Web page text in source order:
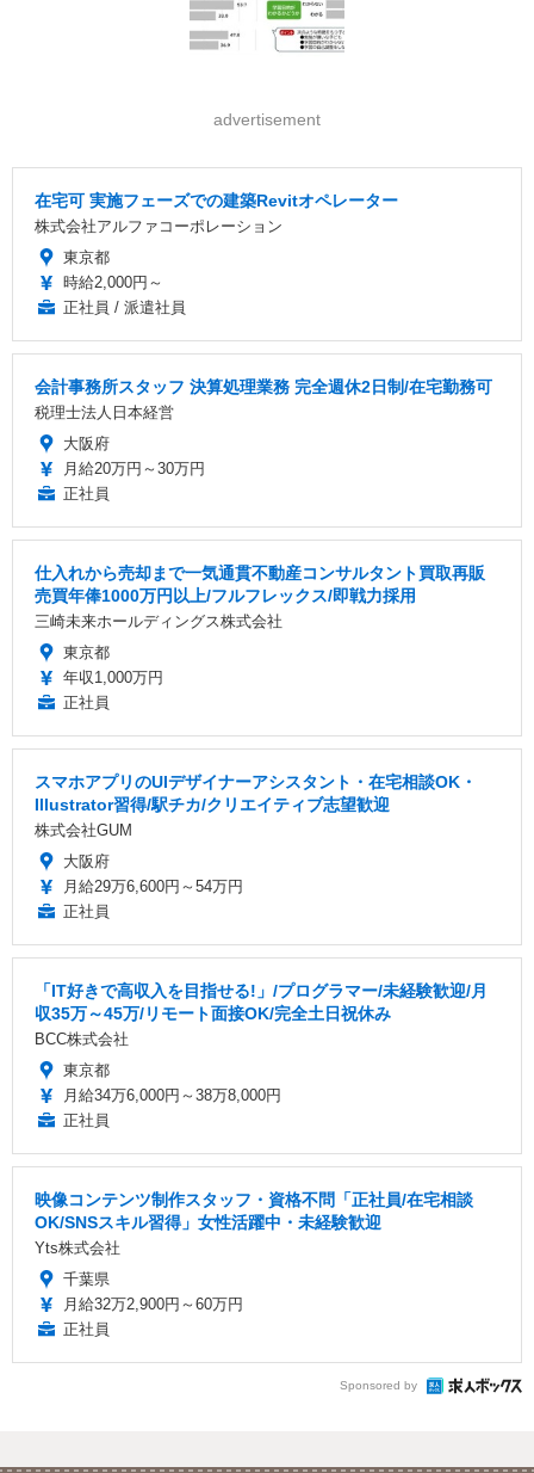
advertisement
在宅可 実施フェーズでの建築Revitオペレーター
株式会社アルファコーポレーション
東京都
時給2,000円～
正社員 / 派遣社員
会計事務所スタッフ 決算処理業務 完全週休2日制/在宅勤務可
税理士法人日本経営
大阪府
月給20万円～30万円
正社員
仕入れから売却まで一気通貫不動産コンサルタント買取再販
売買年俸1000万円以上/フルフレックス/即戦力採用
三崎未来ホールディングス株式会社
東京都
年収1,000万円
正社員
スマホアプリのUIデザイナーアシスタント・在宅相談OK・
Illustrator習得/駅チカ/クリエイティブ志望歓迎
株式会社GUM
大阪府
月給29万6,600円～54万円
正社員
「IT好きで高収入を目指せる!」/プログラマー/未経験歓迎/月
収35万～45万/リモート面接OK/完全土日祝休み
BCC株式会社
東京都
月給34万6,000円～38万8,000円
正社員
映像コンテンツ制作スタッフ・資格不問「正社員/在宅相談
OK/SNSスキル習得」女性活躍中・未経験歓迎
Yts株式会社
千葉県
月給32万2,900円～60万円
正社員
Sponsored by